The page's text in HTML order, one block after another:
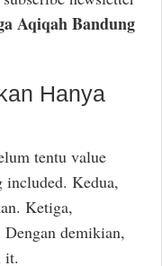
Aqiqah Bandung
Hanya
tentu value
included. Kedua,
Ketiga,
demikian,
it.